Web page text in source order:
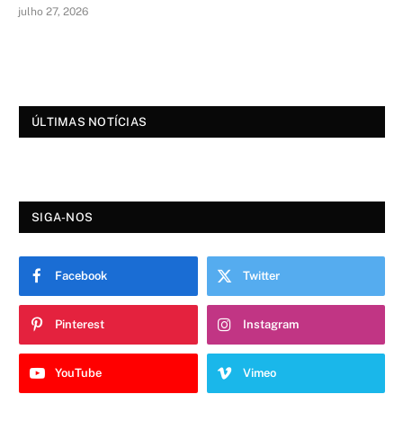
julho 27, 2026
ÚLTIMAS NOTÍCIAS
SIGA-NOS
Facebook Twitter
Pinterest Instagram
YouTube Vimeo